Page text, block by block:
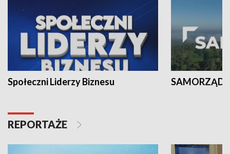
Społeczni Liderzy Biznesu SAMORZĄD
REPORTAŻE